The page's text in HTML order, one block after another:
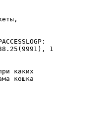
1
каких
кошка